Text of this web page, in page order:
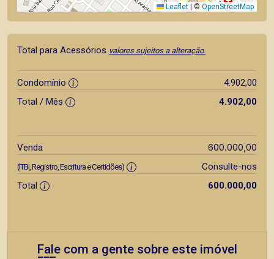
Leaflet © OpenStreetMap
Total para Acessórios valores sujeitos a alteração.
Condomínio
4.902,00
Total / Mês
4.902,00
Venda 600.000,00
(ITBI, Registro, Escritura e Certidões)
Consulte-nos
Total
600.000,00
Fale com a gente sobre este imóvel